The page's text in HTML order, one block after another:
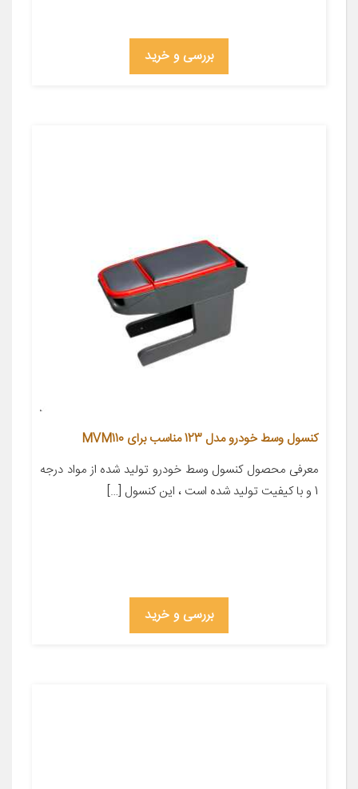
بررسی و خرید
کنسول وسط خودرو مدل 123 مناسب برای MVM110
معرفی محصول کنسول وسط خودرو تولید شده از مواد درجه
1 و با کیفیت تولید شده است ، این کنسول […]
بررسی و خرید